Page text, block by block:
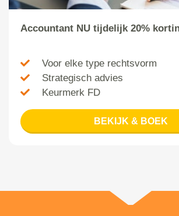
Accountant NU tijdelijk 20%
Voor elke type rechtsvorm
Strategisch advies
Keurmerk FD
BEKIJK & BOEK